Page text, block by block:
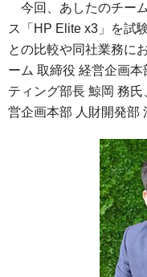
今回、あしたのチー
ス「HP Elite x3」を試
との比較や同社業務に
ーム 取締役 経営企画
ティング部長 鯨岡 務
営企画本部 人財開発部